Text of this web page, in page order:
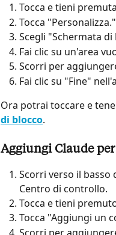
Tocca e tieni
Tocca "Personalizza."
Scegli "Schermata di
Fai clic su un'area
Scorri per
Fai clic su "Fine"
Ora potrai toccare e
di blocco.
Aggiungi Claude
Scorri verso il
Centro di controllo.
Tocca e tieni
Tocca "Aggiungi un